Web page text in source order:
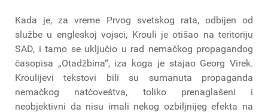
Kada je, za vreme Prvog svetskog rata, odbijen od
službe u engleskoj vojsci, Krouli je otišao na teritoriju
SAD, i tamo se uključio u rad nemačkog propagandog
časopisa „Otadžbina“, iza koga je stajao Georg Virek.
Kroulijevi tekstovi bili su sumanuta propaganda
nemačkog natčoveštva, toliko prenaglašeni i
neobjektivni da nisu imali nekog ozbiljnijeg efekta na